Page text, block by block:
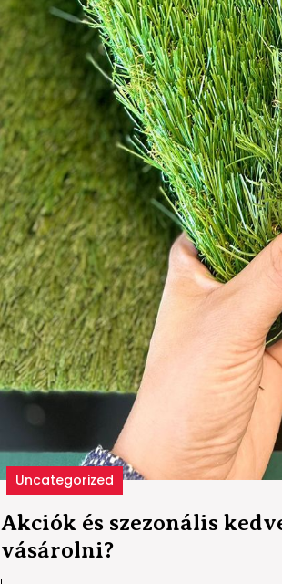
Uncategorized
Akciók és szezonális
vásárolni?Akciók